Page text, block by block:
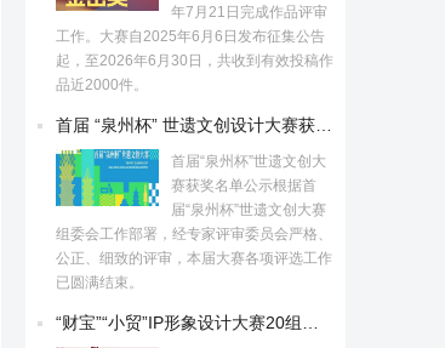
年7月21日完成作品评审
工作。大赛自2025年6月6日发布征集公告
起，至2026年6月30日，共收到有效投稿作
品近2000件。
首届“泉州杯”世遗文创大
赛获奖名单公示根据首
届“泉州杯”世遗文创大赛
组委会工作部署，经专家评审委员会严格、
公正、细致的评审，本届大赛各项评选工作
已圆满结束。